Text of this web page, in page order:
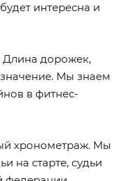
интересна и
Длина дорожек,
значение. Мы знаем
в фитнес-
хронометраж. Мы
на старте, судьи